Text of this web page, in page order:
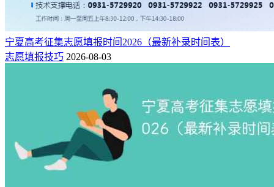
宁夏高考征集志愿填报时间2026（最新补录时间表）
志愿填报技巧 2026-08-03